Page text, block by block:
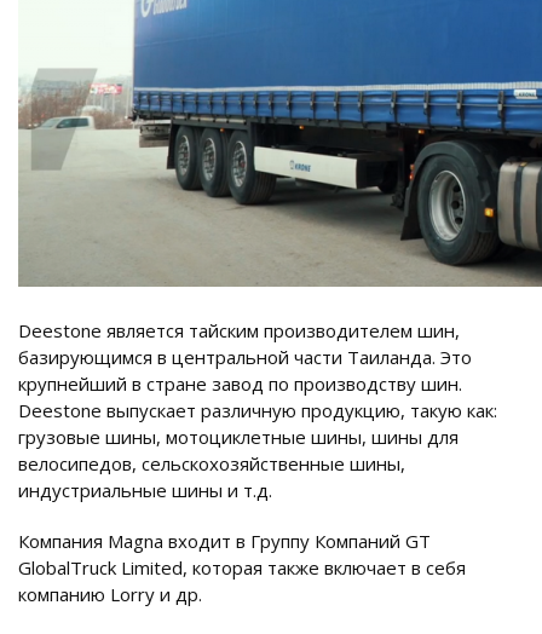
Deestone является тайским производителем шин,
базирующимся в центральной части Таиланда. Это
крупнейший в стране завод по производству шин.
Deestone выпускает различную продукцию, такую как:
грузовые шины, мотоциклетные шины, шины для
велосипедов, сельскохозяйственные шины,
индустриальные шины и т.д.
Компания Magna входит в Группу Компаний GT
GlobalTruck Limited, которая также включает в себя
компанию Lorry и др.